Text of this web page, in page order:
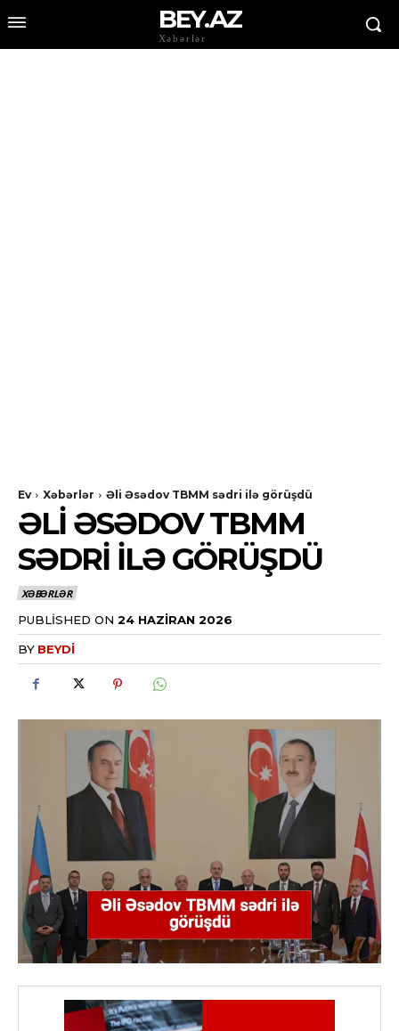
BEY.AZ
Xəbərlər
Ev Xəbərlər Əli Əsədov TBMM sədri ilə görüşdü
ƏLI ƏSƏDOV TBMM
SƏDRI ILƏ GÖRÜŞDÜ
XƏBƏRLƏR
PUBLISHED ON 24 HAZIRAN 2026
BY BEYDI